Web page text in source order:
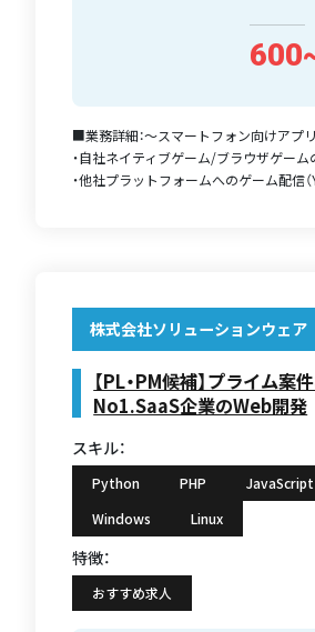
■業務詳細：～スマートフォン向けアプ
・自社ネイティブゲーム/ブラウザゲーム
・他社プラットフォームへのゲーム配信
株式会社ソリューションウェア
【PL・PM候補】プライム案
No1.SaaS企業のWeb開発
スキル：
Python PHP JavaScript
Windows
Linux
特徴：
おすすめ求人